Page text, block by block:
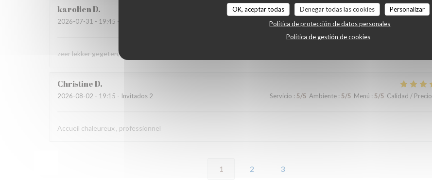
OK, aceptar todas Denegar todas las cookies
Personalizar
Política de protección de datos personales
Política de gestión de cookies
karolienD
2026-07-31 - 19:45 - Invitados 4 Servicio : 5 /5 Ambiente: 4/5 Menú: 4/5 Calidad / Precio
zeer lekker gegeten, zeer vriendelijke bediening
ChristineD
2026-08-02 - 19:15 - Invitados 2 Servicio : 5/5 Ambiente: 5/5 Menú : 5/5 Calidad / Precio
Accueil chaleureux , professionnel
1 2 3